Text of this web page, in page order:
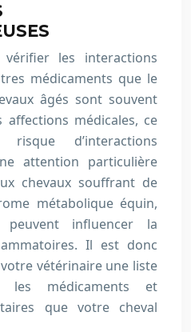
les interactions
médicaments que le
âgés sont souvent
médicales, ce
d’interactions
attention particulière
chevaux souffrant de
métabolique équin,
influencer la
Il est donc
vétérinaire une liste
médicaments et
que votre cheval